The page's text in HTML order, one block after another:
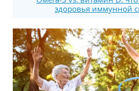
здоровья иммунной